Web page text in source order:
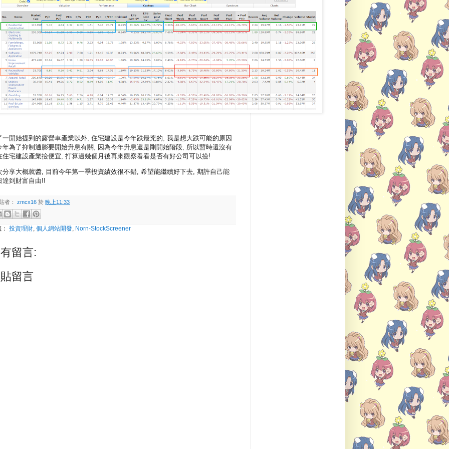
一開始提到的露營車產業以外, 住宅建設是今年跌最兇的, 我是想大跌可能的原因
年為了抑制通膨要開始升息有關, 因為今年升息還是剛開始階段, 所以暫時還沒有
住宅建設產業撿便宜, 打算過幾個月後再來觀察看看是否有好公司可以撿!
分享大概就醬, 目前今年第一季投資績效很不錯, 希望能繼續好下去, 期許自己能
達到財富自由!!
者： zmcx16 於 晚上11:33
投資理財, 個人網站開發, Norn-StockScreener
留言:
留言